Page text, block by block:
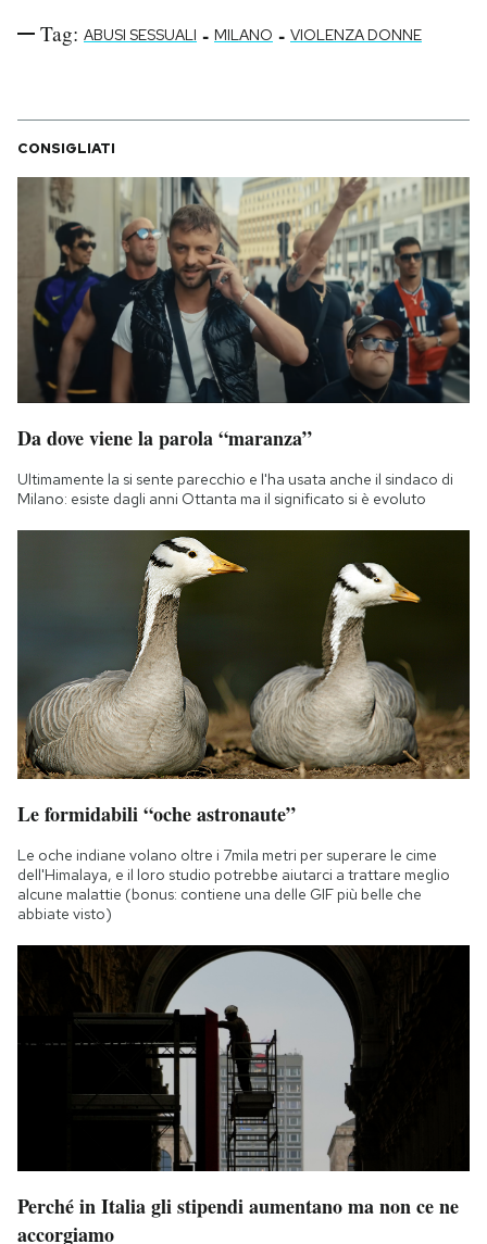
Tag: ABUSI SESSUALI - MILANO - VIOLENZA DONNE
CONSIGLIATI
Da dove viene la parola “maranza”
Ultimamente la si sente parecchio e l'ha usata anche il sindaco di
Milano: esiste dagli anni Ottanta ma il significato si è evoluto
Le formidabili “oche astronaute”
Le oche indiane volano oltre i 7mila metri per superare le cime
dell'Himalaya, e il loro studio potrebbe aiutarci a trattare meglio
alcune malattie (bonus: contiene una delle GIF più belle che
abbiate visto)
Perché in Italia gli stipendi aumentano ma non ce ne
accorgiamo